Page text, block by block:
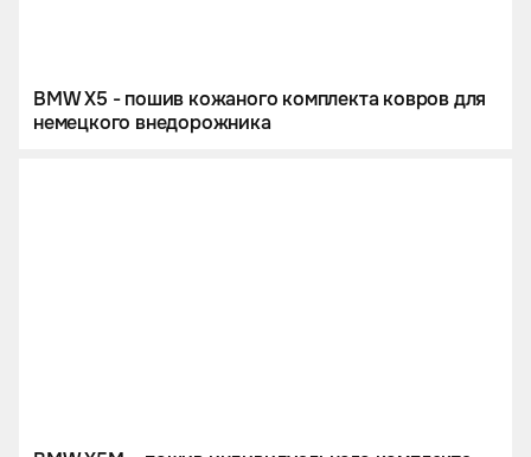
BMW X5 - пошив кожаного комплекта ковров для
немецкого внедорожника